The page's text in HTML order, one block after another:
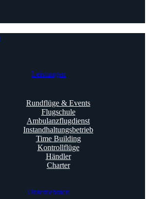
Leistungen
Rundflüge & Events
Flugschule
Ambulanzflugdienst
Instandhaltungsbetrieb
Time Building
Kontrollflüge
Händler
Charter
Unternehmen